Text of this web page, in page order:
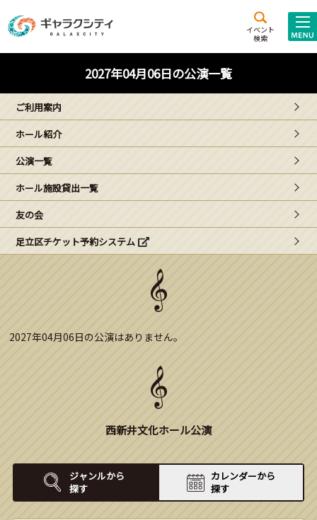
イベント
検索
施設案内
西新井
文化ホール
ギャラクシティとは
こどもみーてぃんぐ
Gがくえん
ブランドからのお知らせ
2027年04月06日の公演一覧
ご利用案内
ホール紹介
公演一覧
ホール施設貸出一覧
友の会
足立区チケット予約システム
2027年04月06日の公演はありません。
西新井文化ホール公演
ジャンルから
探す
カレンダーから
探す